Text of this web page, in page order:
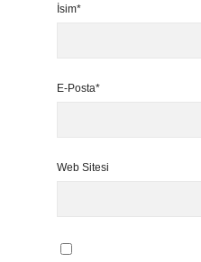
İsim*
E-Posta*
Web Sitesi